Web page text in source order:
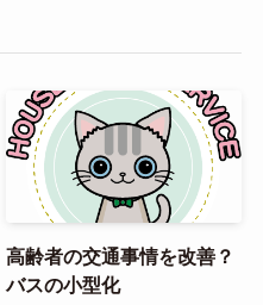
高齢者の交通事情を改善？
バスの小型化